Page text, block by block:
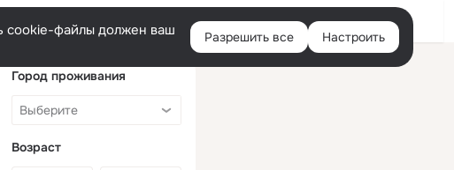
Войти
cookie-файлы должен ваш
Разрешить все Настроить
Город проживания
Возраст